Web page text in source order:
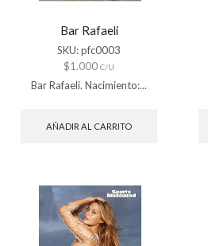
Bar Rafaeli
SKU:pfc0003
$1.000 C/U
Bar Rafaeli. Nacimiento:...
AÑADIR AL CARRITO